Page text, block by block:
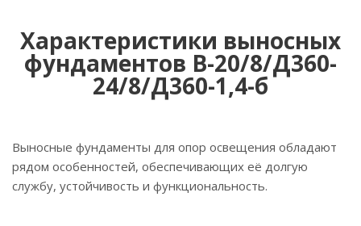
Характеристики выносных
фундаментов В-20/8/Д360-
24/8/Д360-1,4-б
Выносные фундаменты для опор освещения обладают
рядом особенностей, обеспечивающих её долгую
службу, устойчивость и функциональность.